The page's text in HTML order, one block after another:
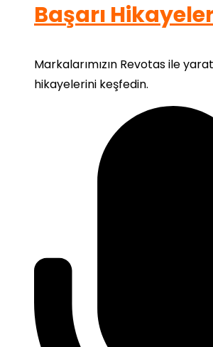
Başarı
Markalarımızın Revotas ile
hikayelerini keşfedin.